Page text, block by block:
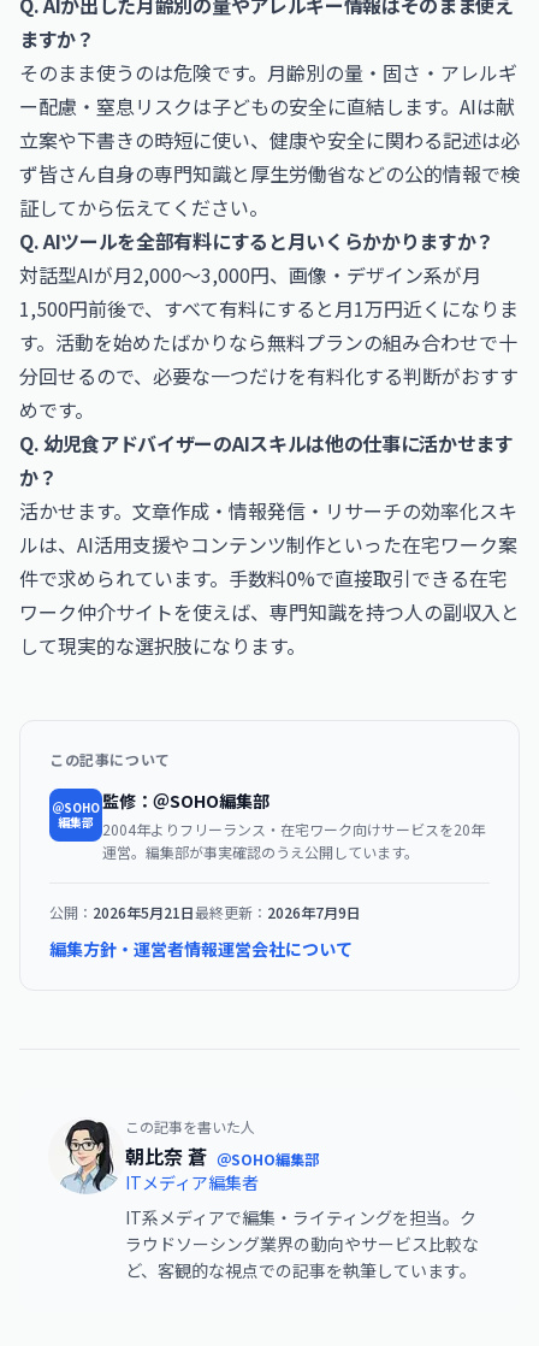
ますか？
そのまま使うのは危険です。月齢別の量・固さ・アレルギ
ー配慮・窒息リスクは子どもの安全に直結します。AIは献
立案や下書きの時短に使い、健康や安全に関わる記述は必
ず皆さん自身の専門知識と厚生労働省などの公的情報で検
証してから伝えてください。
Q. AIツールを全部有料にすると月いくらかかりますか？
対話型AIが月2,000〜3,000円、画像・デザイン系が月
1,500円前後で、すべて有料にすると月1万円近くになりま
す。活動を始めたばかりなら無料プランの組み合わせで十
分回せるので、必要な一つだけを有料化する判断がおすす
めです。
Q. 幼児食アドバイザーのAIスキルは他の仕事に活かせます
か？
活かせます。文章作成・情報発信・リサーチの効率化スキ
ルは、AI活用支援やコンテンツ制作といった在宅ワーク案
件で求められています。手数料0%で直接取引できる在宅
ワーク仲介サイトを使えば、専門知識を持つ人の副収入と
して現実的な選択肢になります。
この記事について
＠SOHO
編集部
監修：＠SOHO編集部
2004年よりフリーランス・在宅ワーク向けサービスを20年
運営。編集部が事実確認のうえ公開しています。
公開： 2026年5月21日最終更新： 2026年7月9日
編集方針・運営者情報運営会社について
この記事を書いた人
朝比奈 蒼 ＠SOHO編集部
ITメディア編集者
IT系メディアで編集・ライティングを担当。ク
ラウドソーシング業界の動向やサービス比較な
ど、客観的な視点での記事を執筆しています。